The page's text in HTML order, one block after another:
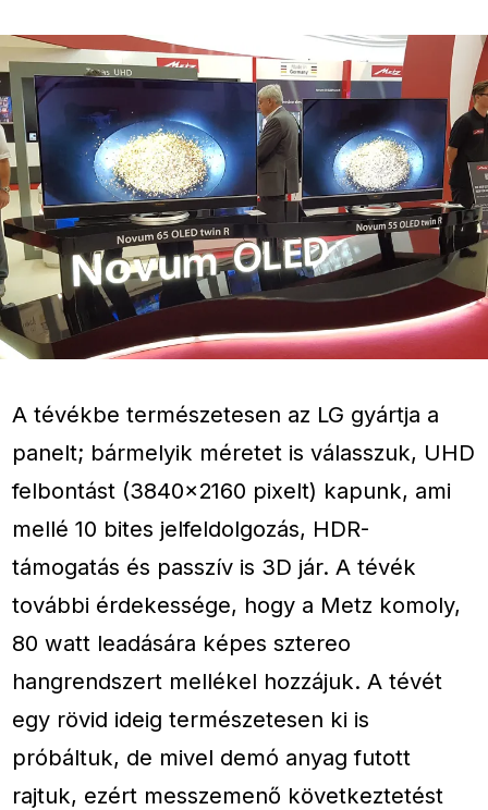
A tévékbe természetesen az LG gyártja a
panelt; bármelyik méretet is válasszuk, UHD
felbontást (3840×2160 pixelt) kapunk, ami
mellé 10 bites jelfeldolgozás, HDR-
támogatás és passzív is 3D jár. A tévék
további érdekessége, hogy a Metz komoly,
80 watt leadására képes sztereo
hangrendszert mellékel hozzájuk. A tévét
egy rövid ideig természetesen ki is
próbáltuk, de mivel demó anyag futott
rajtuk, ezért messzemenő következtetést